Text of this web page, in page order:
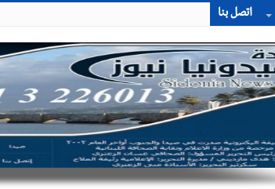
اتصل بنا